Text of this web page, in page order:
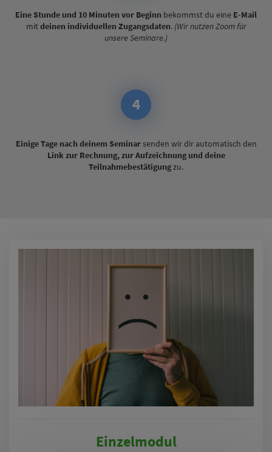
Eine Stunde und 10 Minuten vor Beginn bekommst du eine E-Mail
mitdeinen individuellen Zugangsdaten. (Wir nutzen Zoom für
unsere Seminare.)
4
Einige Tage nach deinem Seminarsenden wir dir automatisch den
Link zur Rechnung, zur Aufzeichnung und deine
Teilnahmebestätigungzu.
Einzelmodul